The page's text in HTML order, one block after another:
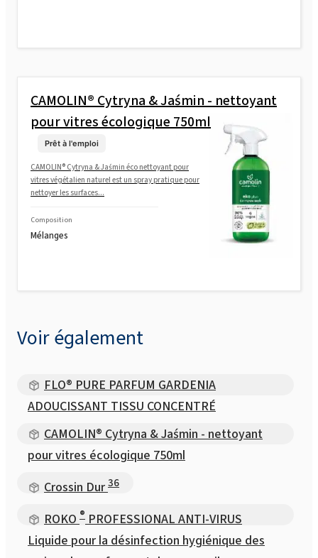
CAMOLIN® Cytryna & Jaśmin - nettoyant
pour vitres écologique 750ml
Prêt à l'emploi
CAMOLIN® Cytryna & Jaśmin éco nettoyant pour
vitres végétalien naturel est un spray pratique pour
nettoyer les surfaces...
Composition
Mélanges
Voir également
FLO® PURE PARFUM GARDENIA
ADOUCISSANT TISSU CONCENTRÉ
CAMOLIN® Cytryna & Jaśmin - nettoyant
pour vitres écologique 750ml
Crossin Dur 36
ROKO ® PROFESSIONAL ANTI-VIRUS
Liquide pour la désinfection hygiénique des